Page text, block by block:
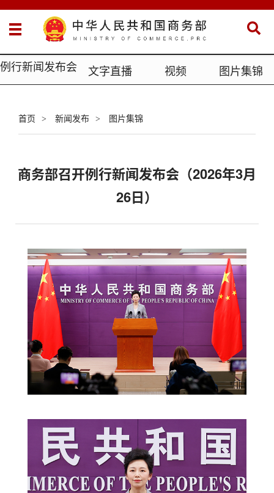
例行新闻发布会 文字直播 视频 图片集锦
首页 > 新闻发布 > 图片集锦
商务部召开例行新闻发布会（2026年3月
26日）